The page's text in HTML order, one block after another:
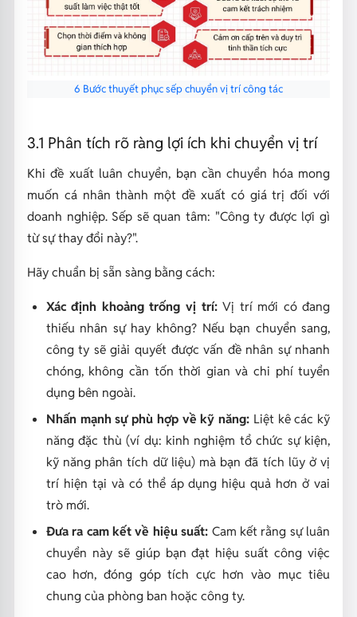
6 Bước thuyết phục sếp chuyển vị trí công tác
3.1 Phân tích rõ ràng lợi ích khi chuyển vị trí
Khi đề xuất luân chuyển, bạn cần chuyển hóa mong
muốn cá nhân thành một đề xuất có giá trị đối với
doanh nghiệp. Sếp sẽ quan tâm: "Công ty được lợi gì
từ sự thay đổi này?".
Hãy chuẩn bị sẵn sàng bằng cách:
Xác định khoảng trống vị trí:Vị trí mới có đang
thiếu nhân sự hay không? Nếu bạn chuyển sang,
công ty sẽ giải quyết được vấn đề nhân sự nhanh
chóng, không cần tốn thời gian và chi phí tuyển
dụng bên ngoài.
Nhấn mạnh sự phù hợp về kỹ năng: Liệt kê các kỹ
năng đặc thù (ví dụ: kinh nghiệm tổ chức sự kiện,
kỹ năng phân tích dữ liệu) mà bạn đã tích lũy ở vị
trí hiện tại và có thể áp dụng hiệu quả hơn ở vai
trò mới.
Đưa ra cam kết về hiệu suất: Cam kết rằng sự luân
chuyển này sẽ giúp bạn đạt hiệu suất công việc
cao hơn, đóng góp tích cực hơn vào mục tiêu
chung của phòng ban hoặc công ty.